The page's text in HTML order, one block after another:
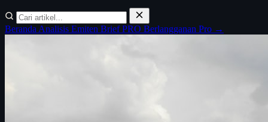
Beranda Analisis Emiten BriefPRO Berlangganan Pro →